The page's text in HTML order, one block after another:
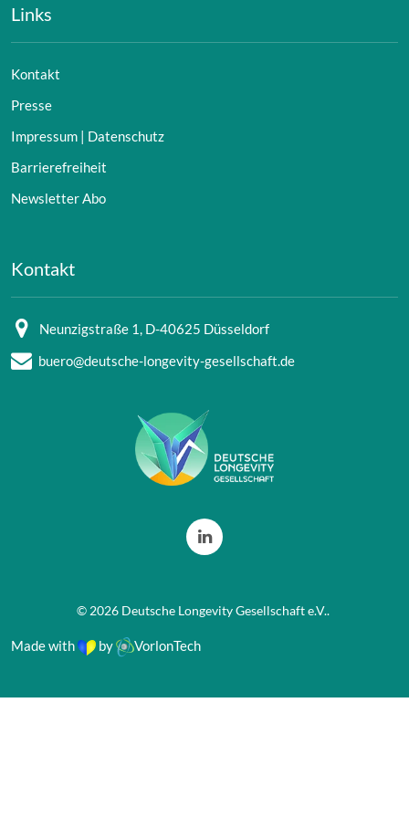
Links
Kontakt
Presse
Impressum | Datenschutz
Barrierefreiheit
Newsletter Abo
Kontakt
Neunzigstraße 1, D-40625 Düsseldorf
buero@deutsche-longevity-gesellschaft.de
© 2026 Deutsche Longevity Gesellschaft e.V..
Made with by VorlonTech